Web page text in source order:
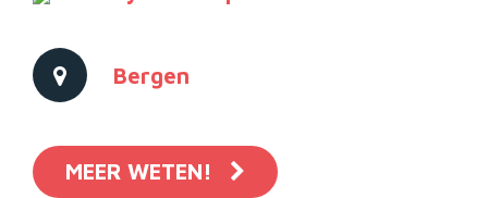
Bergen
MEER WETEN!